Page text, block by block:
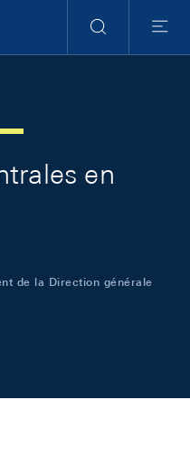
RechercheMenu
en
de la Direction générale